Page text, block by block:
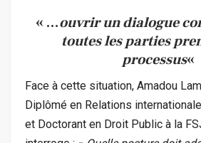
« …ouvrir un dialogue
toutes les parties
processus«
Face à cette situation, Amadou
Diplômé en Relations
et Doctorant en Droit Public à la